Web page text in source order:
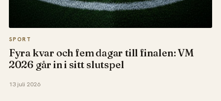
SPORT
Fyra kvar och fem dagar till finalen: VM
2026 går in i sitt slutspel
13 juli 2026